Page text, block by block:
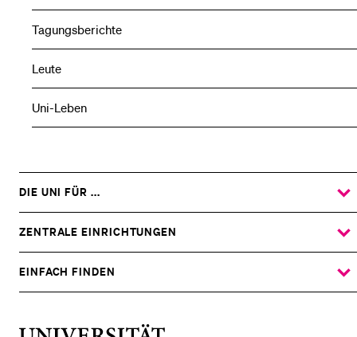
Tagungsberichte
Leute
Uni-Leben
DIE UNI FÜR ...
DAS
UNTERMENÜ
ZENTRALE EINRICHTUNGEN
DAS
UNTERMENÜ
EINFACH FINDEN
DAS